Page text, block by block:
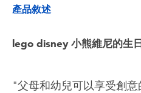
電池
任天堂 Switch
盲盒
產品敘述
lego disney 小熊維尼的生
"父母和幼兒可以享受創